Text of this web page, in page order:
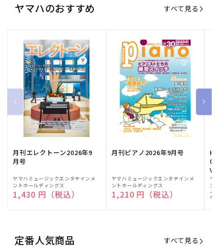
ヤマハのおすすめ すべて見る
月刊エレクトーン2026年9
月号
販
売
元:
ヤマハミュージックエンタテインメ
ントホールディングス
通常価格
1,430 円（税込）
月刊ピアノ2026年9月号
販
売
元:
ヤマハミュージックエンタテインメ
ントホールディングス
通常価格
1,210 円（税込）
販
売
元:
ヤ
ン
定番人気商品 すべて見る